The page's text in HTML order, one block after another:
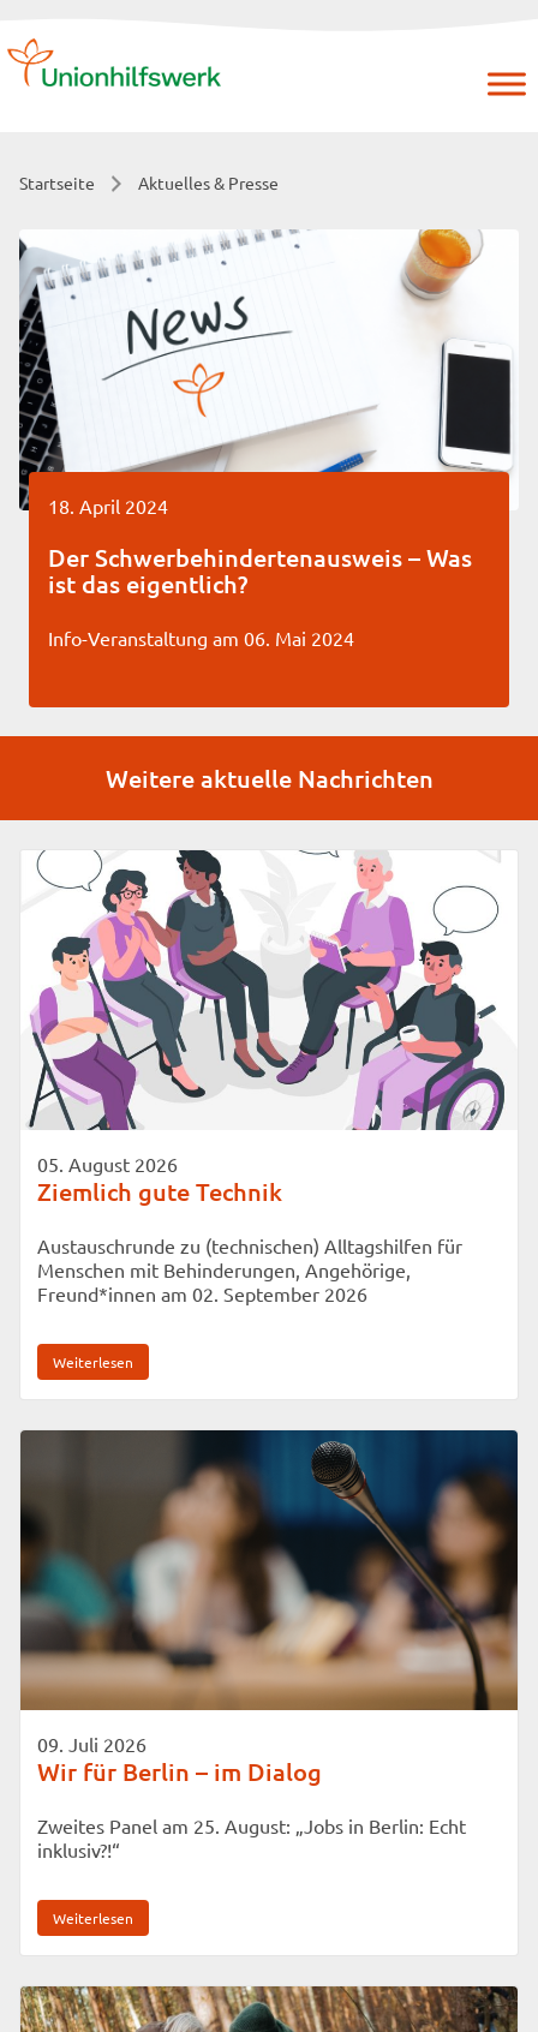
Skip
Startseite Aktuelles & Presse
18. April 2024
Der Schwerbehindertenausweis – Was
ist das eigentlich?
Info-Veranstaltung am 06. Mai 2024
Weitere aktuelle Nachrichten
05. August 2026
Ziemlich gute Technik
Austauschrunde zu (technischen) Alltagshilfen für
Menschen mit Behinderungen, Angehörige,
Freund*innen am 02. September 2026
Weiterlesen
09. Juli 2026
Wir für Berlin – im Dialog
Zweites Panel am 25. August: „Jobs in Berlin: Echt
inklusiv?!“
Weiterlesen